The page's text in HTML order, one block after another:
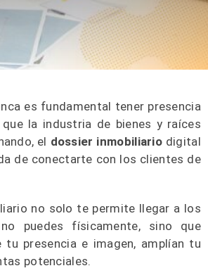
es fundamental tener presencia
la industria de bienes y raíces
el dossier inmobiliario digital
de conectarte con los clientes de
no solo te permite llegar a los
puedes físicamente, sino que
presencia e imagen, amplían tu
potenciales.